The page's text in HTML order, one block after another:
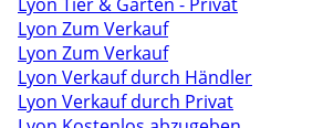
Lyon Zum Verkauf
Lyon Zum Verkauf
Lyon Verkauf durch Händler
Lyon Verkauf durch Privat